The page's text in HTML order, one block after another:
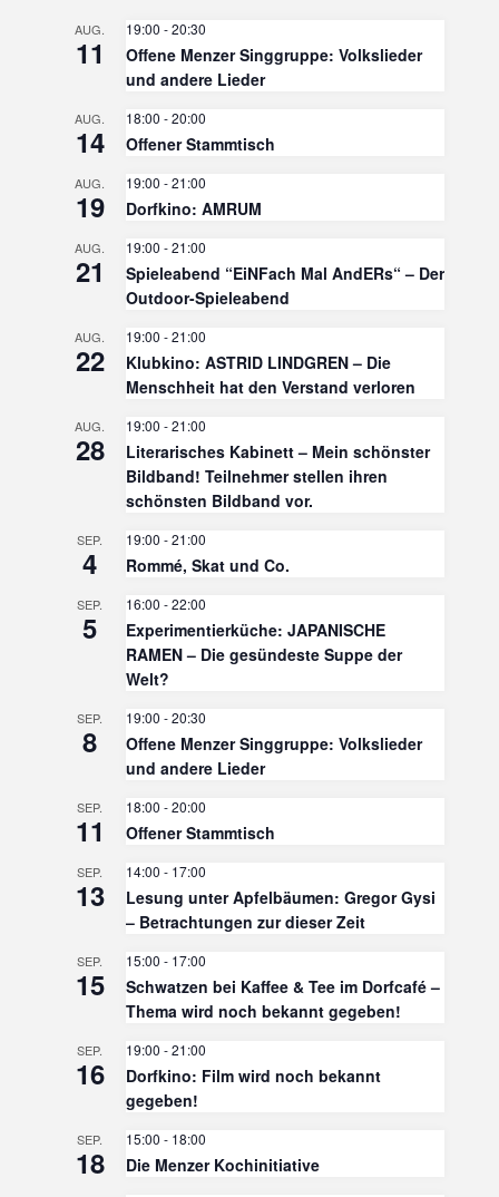
AUG.
11
19:00 -20:30
Offene Menzer Singgruppe: Volkslieder
und andere Lieder
AUG.
14
18:00 -20:00
Offener Stammtisch
AUG.
19
19:00 -21:00
Dorfkino: AMRUM
AUG.
21
19:00 -21:00
Spieleabend “EiNFach Mal AndERs“ – Der
Outdoor-Spieleabend
AUG.
22
19:00 -21:00
Klubkino: ASTRID LINDGREN – Die
Menschheit hat den Verstand verloren
AUG.
28
19:00 -21:00
Literarisches Kabinett – Mein schönster
Bildband! Teilnehmer stellen ihren
schönsten Bildband vor.
SEP.
4
19:00 -21:00
Rommé, Skat und Co.
SEP.
5
16:00 -22:00
Experimentierküche: JAPANISCHE
RAMEN – Die gesündeste Suppe der
Welt?
SEP.
8
19:00 -20:30
Offene Menzer Singgruppe: Volkslieder
und andere Lieder
SEP.
11
18:00 -20:00
Offener Stammtisch
SEP.
13
14:00 - 17:00
Lesung unter Apfelbäumen: Gregor Gysi
– Betrachtungen zur dieser Zeit
SEP.
15
15:00 - 17:00
Schwatzen bei Kaffee & Tee im Dorfcafé –
Thema wird noch bekannt gegeben!
SEP.
16
19:00 -21:00
Dorfkino: Film wird noch bekannt
gegeben!
SEP.
18
15:00 - 18:00
Die Menzer Kochinitiative